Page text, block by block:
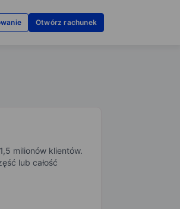
Otwórz rachunek
milionów klientów.
lub całość